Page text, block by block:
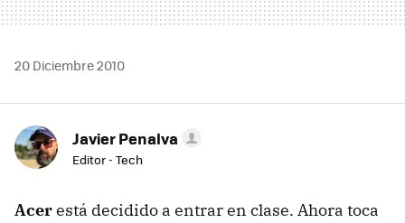
20 Diciembre 2010
Javier Penalva
Editor - Tech
Acerestá decidido a entrar en clase. Ahora toca